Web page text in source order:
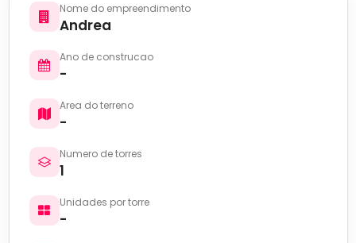
Nome do empreendimento
Andrea
Ano de construcao
-
Area do terreno
-
Numero de torres
1
Unidades por torre
-